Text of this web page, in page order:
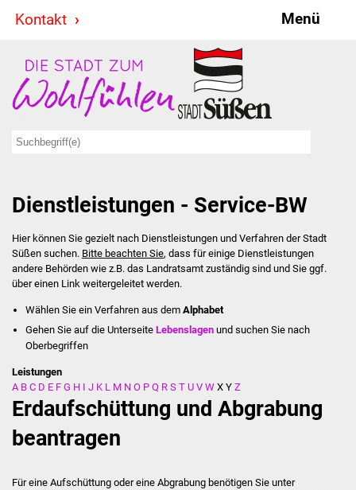
Kontakt Menü
Stadt & Politik
Bürgermeister
Ausschüsse
Ratsinformationssystem
Jugendbeirat
Summerrockfestival
Stadtverwaltung
Dienstleistungen - Service-BW
Hier können Sie gezielt nach Dienstleistungen und Verfahren der Stadt
Süßen suchen. Bitte beachten Sie, dass für einige Dienstleistungen
andere Behörden wie z.B. das Landratsamt zuständig sind und Sie ggf.
über einen Link weitergeleitet werden.
Wählen Sie ein Verfahren aus dem Alphabet
Gehen Sie auf die UnterseiteLebenslagen und suchen Sie nach
Oberbegriffen
Leistungen
A B C D E F G H I J K L M N O P Q R S T U V W X Y Z
Erdaufschüttung und Abgrabung
beantragen
Für eine Aufschüttung oder eine Abgrabung benötigen Sie unter